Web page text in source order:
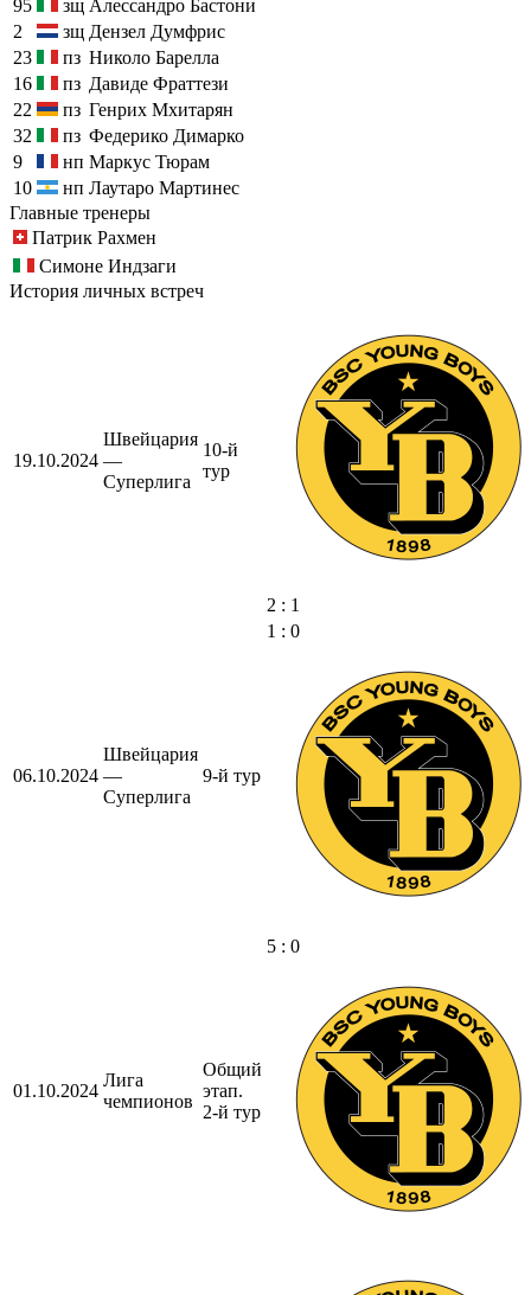
95 зщ Алессандро Бастони
2
зщ Дензел Думфрис
23
пз Николо Барелла
16
пз Давиде Фраттези
22
пз Генрих Мхитарян
32
пз Федерико Димарко
9
нп Маркус Тюрам
10
нп Лаутаро Мартинес
Главные тренеры
Патрик Рахмен
Симоне Индзаги
История личных встреч
19.10.2024
Швейцария
—
Суперлига
10-й
тур
2 : 1
06.10.2024
Швейцария
—
Суперлига
9-й тур
1 : 0
01.10.2024
Лига
чемпионов
Общий
этап.
2-й тур
5 : 0